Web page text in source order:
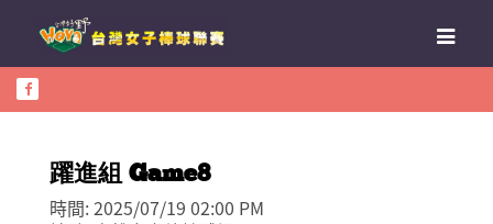
躍進組 Game8
時間: 2025/07/19 02:00 PM